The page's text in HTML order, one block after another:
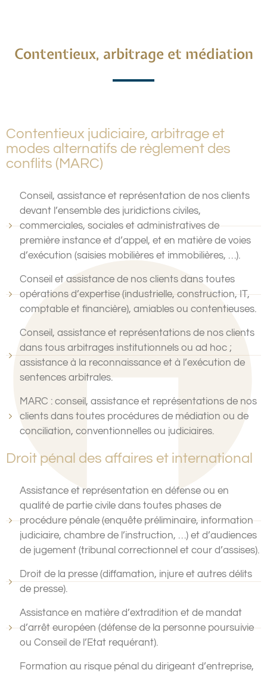
Contentieux, arbitrage et médiation
Contentieux judiciaire, arbitrage et
modes alternatifs de règlement des
conflits (MARC)
Conseil, assistance et représentation de nos clients
devant l’ensemble des juridictions civiles,
commerciales, sociales et administratives de
première instance et d’appel, et en matière de voies
d’exécution (saisies mobilières et immobilières, …).
Conseil et assistance de nos clients dans toutes
opérations d’expertise (industrielle, construction, IT,
comptable et financière), amiables ou contentieuses.
Conseil, assistance et représentations de nos clients
dans tous arbitrages institutionnels ou ad hoc ;
assistance à la reconnaissance et à l’exécution de
sentences arbitrales.
MARC : conseil, assistance et représentations de nos
clients dans toutes procédures de médiation ou de
conciliation, conventionnelles ou judiciaires.
Droit pénal des affaires et international
Assistance et représentation en défense ou en
qualité de partie civile dans toutes phases de
procédure pénale (enquête préliminaire, information
judiciaire, chambre de l’instruction, …) et d’audiences
de jugement (tribunal correctionnel et cour d’assises).
Droit de la presse (diffamation, injure et autres délits
de presse).
Assistance en matière d’extradition et de mandat
d’arrêt européen (défense de la personne poursuivie
ou Conseil de l’Etat requérant).
Formation au risque pénal du dirigeant d’entreprise,